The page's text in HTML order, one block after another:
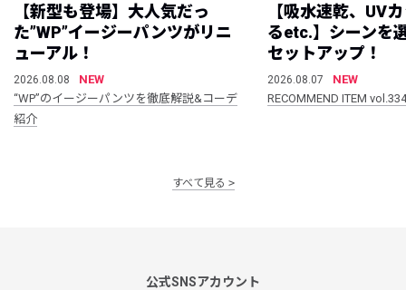
【新型も登場】大人気だっ
た”WP”イージーパンツがリニ
ューアル！
2026.08.08
NEW
“WP”のイージーパンツを徹底解説&コーデ
紹介
【吸水速乾、UV
るetc.】シーンを
セットアップ！
2026.08.07
NEW
RECOMMEND ITEM vol.334
すべて見る
公式SNSアカウント